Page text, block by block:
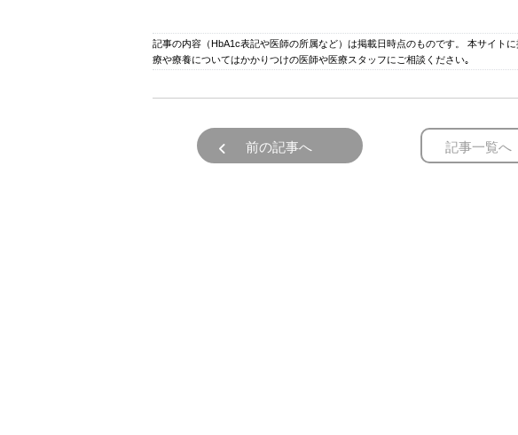
記事の内容（HbA1c表記や医師の所属など）は掲載日時点のものです。 本サイト
療や療養についてはかかりつけの医師や医療スタッフにご相談ください｡
前の記事へ 記事一覧へ